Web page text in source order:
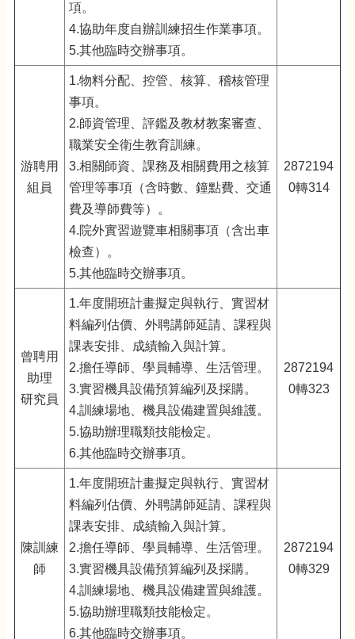
項。
4.協助年度自辦訓練招生作業事項。
5.其他臨時交辦事項。
游聘用
組員
1.物料分配、控管 核算
稽核管理
事項。
2.師資管理、評鑑及教材教案審查
職業安全衛生教育訓練。
3.相關師資、課務及相關費用之核算
管理等事項（含時數、鐘點費、交通
費及導師費等）。
4.院外實習遊覽車相關事項（含出車
檢查）。
5.其他臨時交辦事項。
2872194
0轉314
曾聘用
助理
研究員
1.年度開班計畫擬定與執行、實習材
料編列估價、外聘講師延請、課程與
課表安排、成績輸入與計算。
2.擔任導師、學員輔導、生活管理。
3.實習機具設備預算編列及採購。
4.訓練場地、機具設備建置與維護。
5.協助辦理職類技能檢定。
6.其他臨時交辦事項。
2872194
0轉323
陳訓練
師
1.年度開班計畫擬定與執行、實習材
料編列估價、外聘講師延請、課程與
課表安排、成績輸入與計算。
2.擔任導師、學員輔導、生活管理。
3.實習機具設備預算編列及採購。
4.訓練場地、機具設備建置與維護。
5.協助辦理職類技能檢定。
6.其他臨時交辦事項。
2872194
0轉329